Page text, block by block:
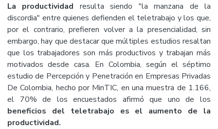
La productividad
resulta siendo "la manzana de la
discordia" entre quienes defienden el teletrabajo y los que,
por el contrario, prefieren volver a la presencialidad, sin
embargo, hay que destacar que múltiples estudios resaltan
que los trabajadores son más productivos y trabajan más
motivados desde casa. En Colombia, según el séptimo
estudio de Percepción y Penetración en Empresas Privadas
De Colombia, hecho por MinTIC, en una muestra de 1.166,
el 70% de los encuestados afirmó que uno de los
beneficios del teletrabajo es el aumento de la
productividad.